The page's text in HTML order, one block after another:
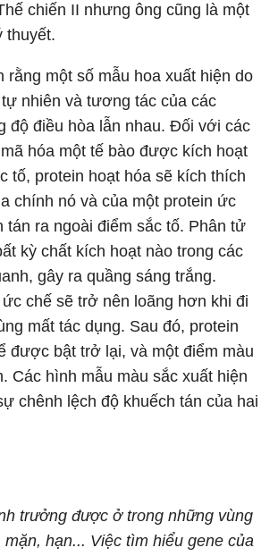
chiến II nhưng ông cũng là một
thuyết.
rằng một số mẫu hoa xuất hiện do
nhiên và tương tác của các
độ điều hòa lẫn nhau. Đối với các
hóa một tế bào được kích hoạt
tố, protein hoạt hóa sẽ kích thích
chính nó và của một protein ức
tán ra ngoài điểm sắc tố. Phân tử
kỳ chất kích hoạt nào trong các
gây ra quầng sáng trắng.
chế sẽ trở nên loãng hơn khi đi
mất tác dụng. Sau đó, protein
được bật trở lại, và một điểm màu
Các hình mẫu màu sắc xuất hiện
chênh lệch độ khuếch tán của hai
trưởng được ở trong những vùng
mặn, hạn... Việc tìm hiểu gene của